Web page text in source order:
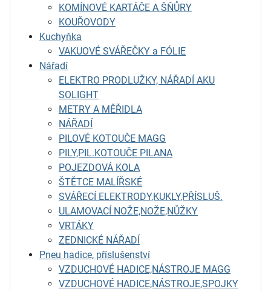
KOMÍNOVÉ KARTÁČE A ŠŇŮRY
KOUŘOVODY
Kuchyňka
VAKUOVÉ SVÁŘEČKY a FÓLIE
Nářadí
ELEKTRO PRODLUŽKY, NÁŘADÍ AKU
SOLIGHT
METRY A MĚŘIDLA
NÁŘADÍ
PILOVÉ KOTOUČE MAGG
PILY,PIL.KOTOUČE PILANA
POJEZDOVÁ KOLA
ŠTĚTCE MALÍŘSKÉ
SVÁŘECÍ ELEKTRODY,KUKLY,PŘÍSLUŠ.
ULAMOVACÍ NOŽE,NOŽE,NŮŽKY
VRTÁKY
ZEDNICKÉ NÁŘADÍ
Pneu hadice, příslušenství
VZDUCHOVÉ HADICE,NÁSTROJE MAGG
VZDUCHOVÉ HADICE,NÁSTROJE,SPOJKY